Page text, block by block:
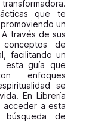
que te
un
través de sus
conceptos de
facilitando un
esta guía que
enfoques
se
En Librería
acceder a esta
de